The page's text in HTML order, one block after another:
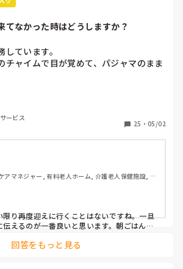
てなかった時はどうしますか？
ています。
チャイムで目が覚めて、パジャマのまま
がいます。朝ごはんや、着替えに時間が
しで、隣に家族様が住んでいますが、な
だけません。
方、再度迎えに行ったりすることはあり
う対処したらいいでしょうか。アドバイ
いただきたいです。
ービス
25 ・ 05/02
アマネジャー, 有料老人ホーム, 介護老人保健施設, グ
限り再度迎えに行くことはないですね。一旦
えるのが一番良いと思います。朝ごはんや
回答をもっと見る